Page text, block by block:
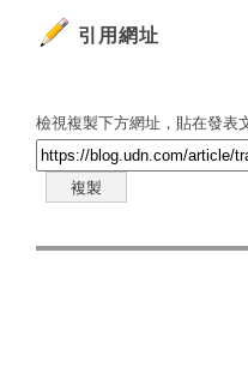
引用網址
檢視複製下方網址，貼在發表
複製